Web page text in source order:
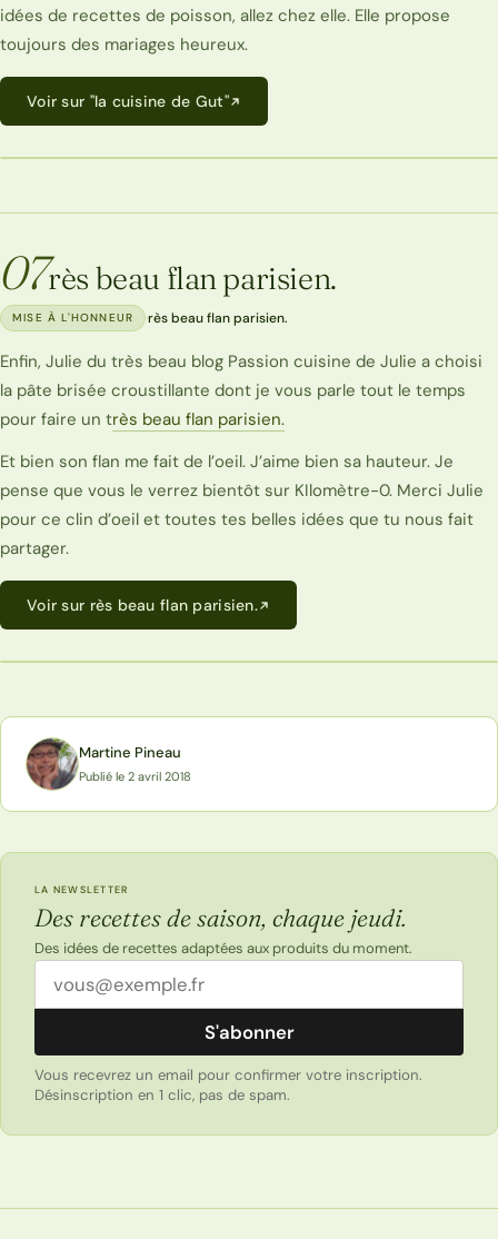
idées de recettes de poisson, allez chez elle. Elle propose
toujours des mariages heureux.
Voir sur "la cuisine de Gut"
07rès beau flan parisien.
MISE À L'HONNEUR ·rès beau flan parisien.
Enfin, Julie du très beau blog Passion cuisine de Julie a choisi
la pâte brisée croustillante dont je vous parle tout le temps
pour faire un très beau flan parisien.
Et bien son flan me fait de l’oeil. J’aime bien sa hauteur. Je
pense que vous le verrez bientôt sur KIlomètre-0. Merci Julie
pour ce clin d’oeil et toutes tes belles idées que tu nous fait
partager.
Voir sur rès beau flan parisien.
Martine Pineau
Publié le 2 avril 2018
LA NEWSLETTER
Des recettes de saison, chaque jeudi.
Des idées de recettes adaptées aux produits du moment.
Adresse email
S'abonner
Vous recevrez un email pour confirmer votre inscription.
Désinscription en 1 clic, pas de spam.